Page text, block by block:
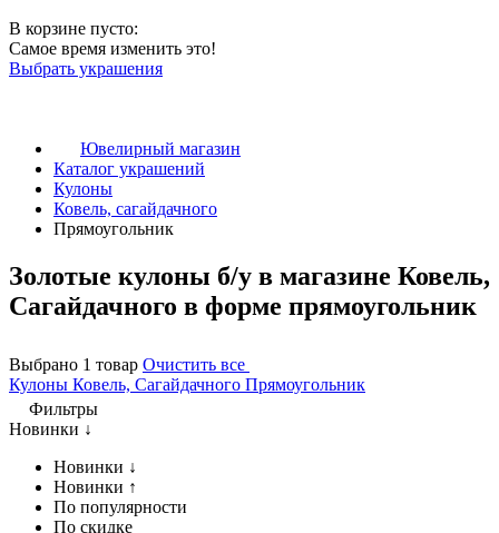
В корзине пусто:
Самое время изменить это!
Выбрать украшения
Ювелирный магазин
Каталог украшений
Кулоны
Ковель, сагайдачного
Прямоугольник
Золотые кулоны б/у в магазине Ковель,
Сагайдачного в форме прямоугольник
Выбрано 1 товар Очистить все
Кулоны Ковель, Сагайдачного Прямоугольник
Фильтры
Новинки ↓
Новинки ↓
Новинки ↑
По популярности
По скидке